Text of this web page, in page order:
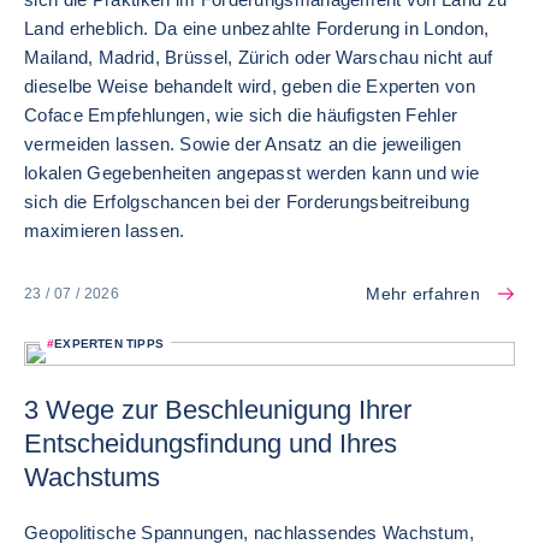
Land erheblich. Da eine unbezahlte Forderung in London,
Mailand, Madrid, Brüssel, Zürich oder Warschau nicht auf
dieselbe Weise behandelt wird, geben die Experten von
Coface Empfehlungen, wie sich die häufigsten Fehler
vermeiden lassen. Sowie der Ansatz an die jeweiligen
lokalen Gegebenheiten angepasst werden kann und wie
sich die Erfolgschancen bei der Forderungsbeitreibung
maximieren lassen.
23 / 07 / 2026 Mehr erfahren
#EXPERTEN TIPPS
3 Wege zur Beschleunigung Ihrer
Entscheidungsfindung und Ihres
Wachstums
Geopolitische Spannungen, nachlassendes Wachstum,